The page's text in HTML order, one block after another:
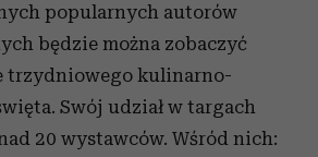
popularnych autorów
będzie można zobaczyć
trzydniowego kulinarno-
Swój udział w targach
20 wystawców. Wśród nich: